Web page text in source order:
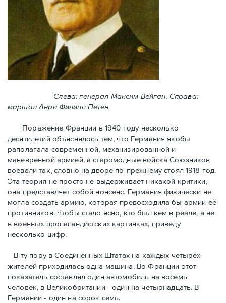
Слева: генерал Максим Вейган. Справа:
маршал Анри Филипп Петен
Поражение Франции в 1940 году несколько
десятилетий объяснялось тем, что Германия якобы
раполагала современной, механизированной и
маневренной армией, а старомодные войска Союзников
воевали так, словно на дворе по-прежнему стоял 1918 год.
Эта теория не просто не выдерживает никакой критики,
она представляет собой нонсенс. Германия физически не
могла создать армию, которая превосходила бы армии её
противников. Чтобы стало ясно, кто был кем в реале, а не
в военных пропагандистских картинках, приведу
несколько цифр.
В ту пору в Соединённых Штатах на каждых четырёх
жителей приходилась одна машина. Во Франции этот
показатель составлял один автомобиль на восемь
человек, в Великобритании - один на четырнадцать. В
Германии - один на сорок семь.